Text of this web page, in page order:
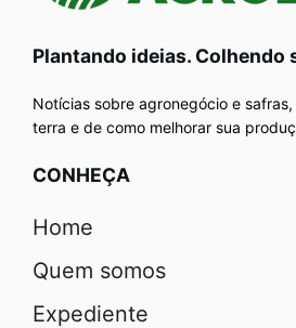
Plantando ideias. Colhendo
Notícias sobre agronegócio e
terra e de como melhorar sua
CONHEÇA
Home
Quem somos
Expediente